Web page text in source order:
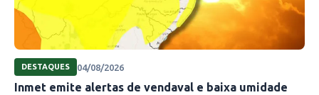
DESTAQUES 04/08/2026
Inmet emite alertas de vendaval e baixa umidade